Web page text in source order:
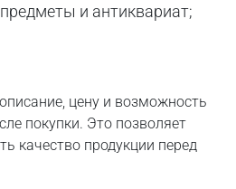
и антиквариат;
цену и возможность
покупки. Это позволяет
качество продукции перед